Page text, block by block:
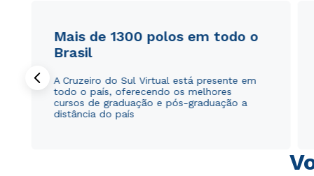
Mais de 1300 polos em todo o
Brasil
A Cruzeiro do Sul Virtual está presente em
todo o país, oferecendo os melhores
cursos de graduação e pós-graduação a
distância do país